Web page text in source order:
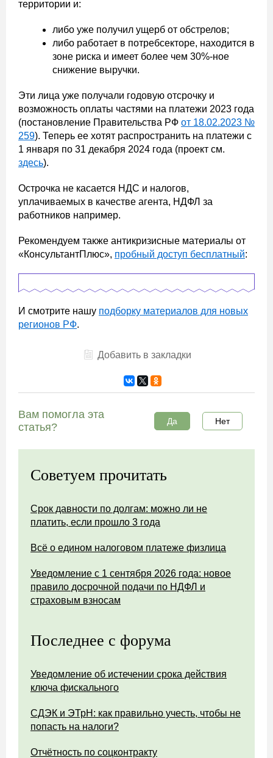
территории и:
либо уже получил ущерб от обстрелов;
либо работает в потребсекторе, находится в
зоне риска и имеет более чем 30%-ное
снижение выручки.
Эти лица уже получали годовую отсрочку и
возможность оплаты частями на платежи 2023 года
(постановление Правительства РФ от 18.02.2023 №
259). Теперь ее хотят распространить на платежи с
1 января по 31 декабря 2024 года (проект см.
здесь).
Острочка не касается НДС и налогов,
уплачиваемых в качестве агента, НДФЛ за
работников например.
Рекомендуем также антикризисные материалы от
«КонсультантПлюс», пробный доступ бесплатный:
И смотрите нашу подборку материалов для новых
регионов РФ.
Добавить в закладки
Вам помогла эта
статья?
Да Нет
Советуем прочитать
Срок давности по долгам: можно ли не
платить, если прошло 3 года
Всё о едином налоговом платеже физлица
Уведомление с 1 сентября 2026 года: новое
правило досрочной подачи по НДФЛ и
страховым взносам
Последнее с форума
Уведомление об истечении срока действия
ключа фискального
СДЭК и ЭТрН: как правильно учесть, чтобы не
попасть на налоги?
Отчётность по соцконтракту